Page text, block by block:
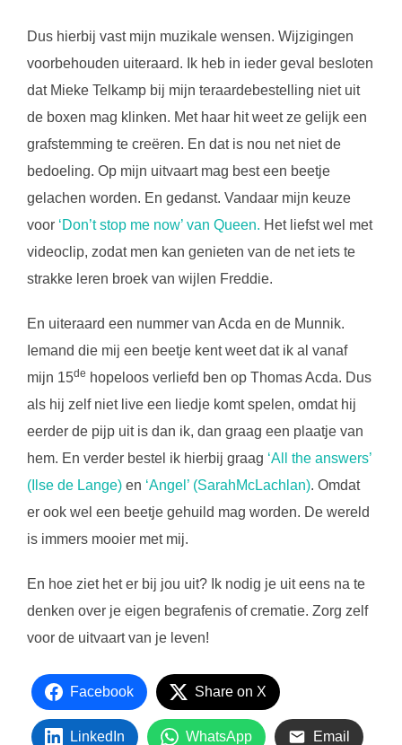
Dus hierbij vast mijn muzikale wensen. Wijzigingen
voorbehouden uiteraard. Ik heb in ieder geval besloten
dat Mieke Telkamp bij mijn teraardebestelling niet uit
de boxen mag klinken. Met haar hit weet ze gelijk een
grafstemming te creëren. En dat is nou net niet de
bedoeling. Op mijn uitvaart mag best een beetje
gelachen worden. En gedanst. Vandaar mijn keuze
voor ‘Don’t stop me now’ van Queen. Het liefst wel met
videoclip, zodat men kan genieten van de net iets te
strakke leren broek van wijlen Freddie.
En uiteraard een nummer van Acda en de Munnik.
Iemand die mij een beetje kent weet dat ik al vanaf
mijn 15de hopeloos verliefd ben op Thomas Acda. Dus
als hij zelf niet live een liedje komt spelen, omdat hij
eerder de pijp uit is dan ik, dan graag een plaatje van
hem. En verder bestel ik hierbij graag ‘All the answers’
(Ilse de Lange) en ‘Angel’ (SarahMcLachlan). Omdat
er ook wel een beetje gehuild mag worden. De wereld
is immers mooier met mij.
En hoe ziet het er bij jou uit? Ik nodig je uit eens na te
denken over je eigen begrafenis of crematie. Zorg zelf
voor de uitvaart van je leven!
Facebook Share on X
LinkedIn WhatsApp Email